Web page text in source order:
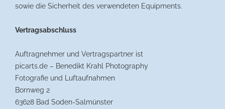
sowie die Sicherheit des verwendeten Equipments.
Vertragsabschluss
Auftragnehmer und Vertragspartner ist
picarts.de – Benedikt Krahl Photography
Fotografie und Luftaufnahmen
Bornweg 2
63628 Bad Soden-Salmünster